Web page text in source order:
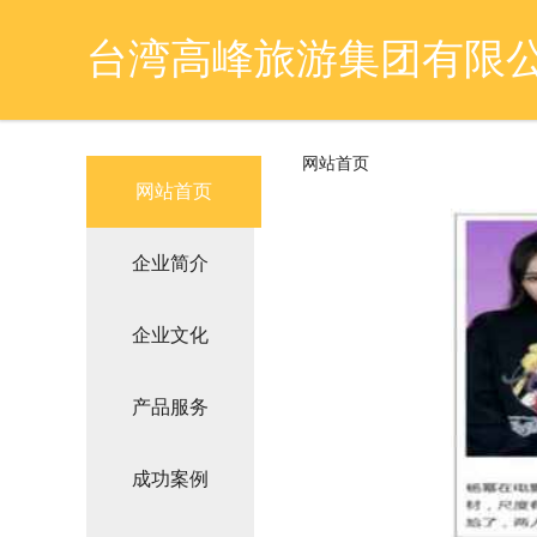
台湾高峰旅游集团有限
网站首页
企业简介
企业文化
产品服务
成功案例
网站首页